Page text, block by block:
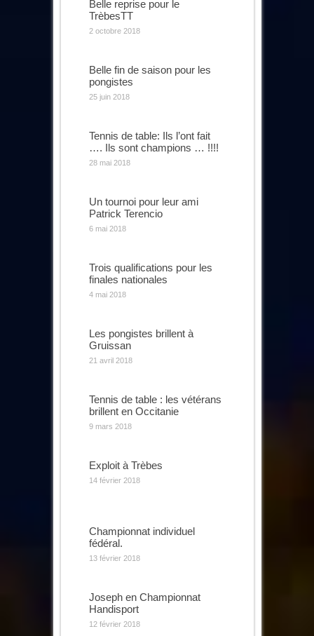
Belle reprise pour le
TrèbesTT
2 octobre 2018
Belle fin de saison pour les
pongistes
25 juin 2018
Tennis de table: Ils l’ont fait
…. Ils sont champions … !!!!
28 mai 2018
Un tournoi pour leur ami
Patrick Terencio
6 mai 2018
Trois qualifications pour les
finales nationales
4 mai 2018
Les pongistes brillent à
Gruissan
21 avril 2018
Tennis de table : les vétérans
brillent en Occitanie
9 mars 2018
Exploit à Trèbes
14 février 2018
Championnat individuel
fédéral.
13 février 2018
Joseph en Championnat
Handisport
12 février 2018